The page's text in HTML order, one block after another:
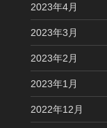
2023年4月
2023年3月
2023年2月
2023年1月
2022年12月